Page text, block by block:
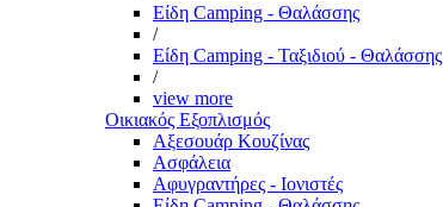
Είδη Camping - Θαλάσσης
/
Είδη Camping - Ταξιδιού - Θαλάσσης
/
view more
Οικιακός Εξοπλισμός
Αξεσουάρ Κουζίνας
Ασφάλεια
Αφυγραντήρες - Ιονιστές